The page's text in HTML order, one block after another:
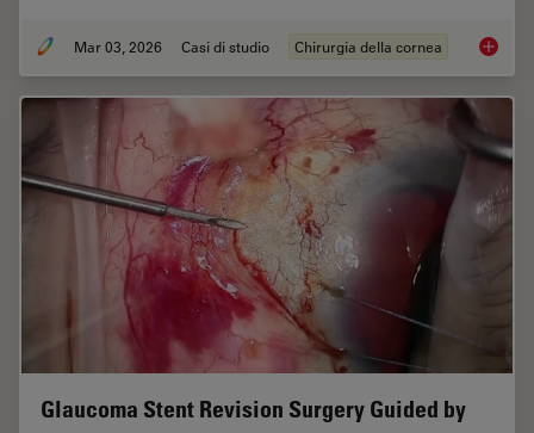
Mar 03, 2026 Casi di studio Chirurgia della cornea
Glaucoma Stent Revision Surgery Guided by